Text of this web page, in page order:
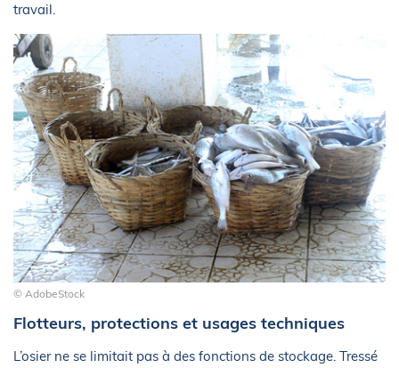
travail.
© AdobeStock
Flotteurs, protections et usages techniques
L’osier ne se limitait pas à des fonctions de stockage. Tressé